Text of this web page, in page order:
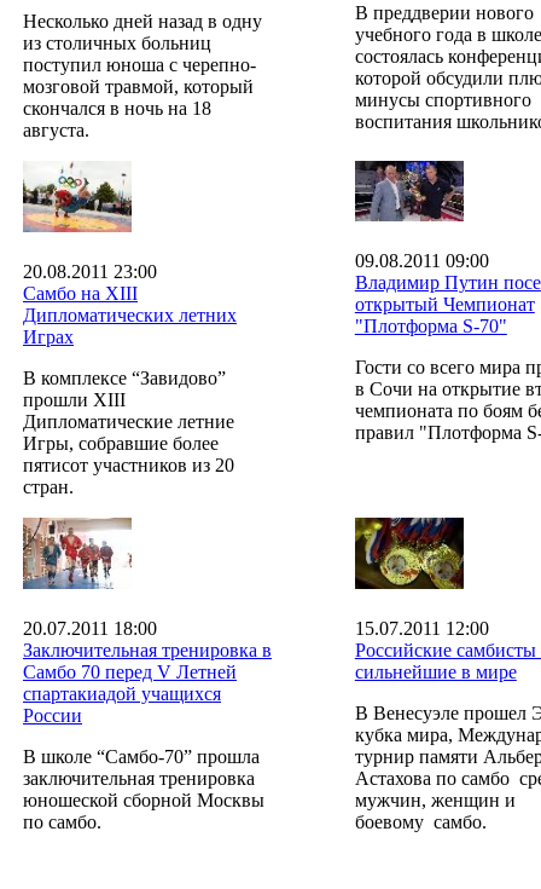
Несколько дней назад в одну
из столичных больниц
поступил юноша с черепно-
мозговой травмой, который
скончался в ночь на 18
августа.
В преддверии нового
учебного года в
состоялась
которой обсудили
минусы спортивного
воспитания
20.08.2011 23:00
Самбо на XIII
Дипломатических летних
Играх
В комплексе “Завидово”
прошли XIII
Дипломатические летние
Игры, собравшие более
пятисот участников из 20
стран.
09.08.2011 09:00
Владимир Путин
открытый Чемпионат
"Плотформа S-70"
Гости со всего мира
в Сочи на открытие
чемпионата по боям
правил "Плотформа
20.07.2011 18:00
Заключительная тренировка в
Самбо 70 перед V Летней
спартакиадой учащихся
России
В школе “Самбо-70” прошла
заключительная тренировка
юношеской сборной Москвы
по самбо.
15.07.2011 12:00
Российские самбисты
сильнейшие в мире
В Венесуэле прошел
кубка мира,
турнир памяти
Астахова по самбо
мужчин, женщин и
боевому самбо.